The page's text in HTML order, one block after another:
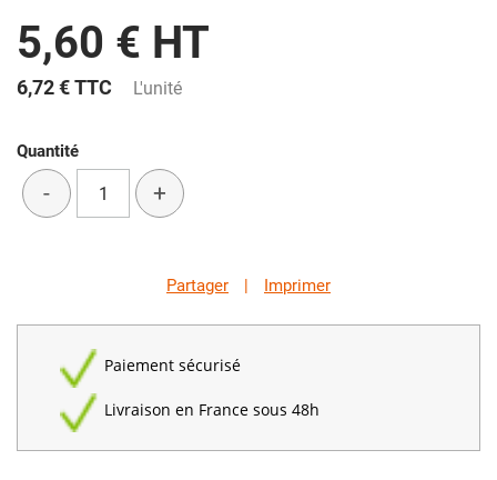
5,60 € HT
6,72 €TTC L'unité
Quantité
- +
Partager | Imprimer
Paiement sécurisé
Livraison en France sous 48h